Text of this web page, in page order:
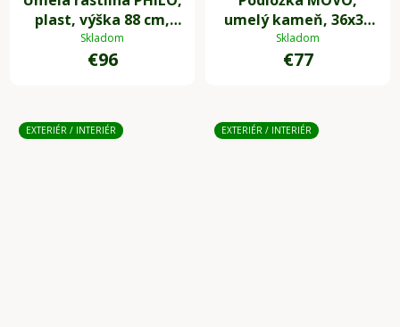
plast, výška 88 cm,
zelená
Skladom
€96
umelý kameň, 36x36
cm, sivá
Skladom
€77
EXTERIÉR / INTERIÉR EXTERIÉR / INTERIÉR